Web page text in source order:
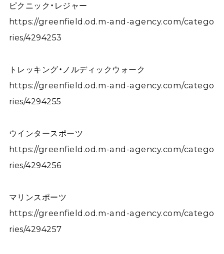
ピクニック・レジャー
https://greenfield.od.m-and-agency.com/catego
ries/4294253
トレッキング・ノルディックウォーク
https://greenfield.od.m-and-agency.com/catego
ries/4294255
ウインタースポーツ
https://greenfield.od.m-and-agency.com/catego
ries/4294256
マリンスポーツ
https://greenfield.od.m-and-agency.com/catego
ries/4294257